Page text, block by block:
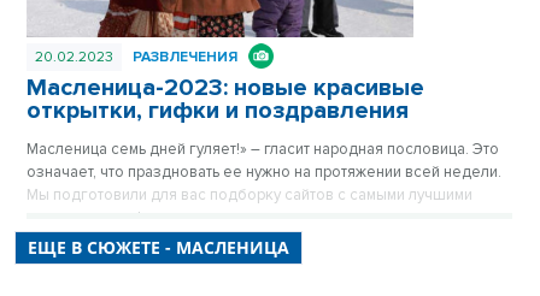
20.02.2023 РАЗВЛЕЧЕНИЯ
Масленица-2023: новые красивые
открытки, гифки и поздравления
Масленица семь дней гуляет!» – гласит народная пословица. Это
означает, что праздновать ее нужно на протяжении всей недели.
Мы подготовили для вас подборку сайтов с самыми лучшими
картинками, гифками и открытками.
ЕЩЕ В СЮЖЕТЕ - МАСЛЕНИЦА